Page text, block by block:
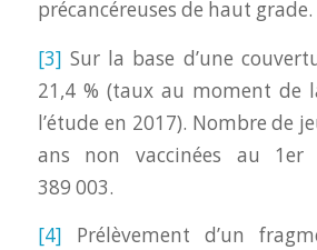
précancéreuses de haut grade.
[3] Sur la base d’une
21,4 % (taux au moment de
l’étude en 2017). Nombre de
ans non vaccinées au
389 003.
[4] Prélèvement d’un